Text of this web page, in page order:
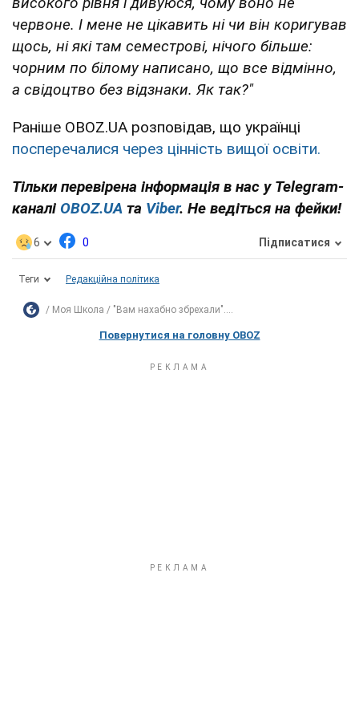
червоне. І мене не цікавить ні чи він коригував
щось, ні які там семестрові, нічого більше:
чорним по білому написано, що все відмінно,
а свідоцтво без відзнаки. Як так?"
Раніше OBOZ.UA розповідав, що українці
посперечалися через цінність вищої освіти.
Тільки перевірена інформація в нас у Telegram-
каналі OBOZ.UA та Viber. Не ведіться на фейки!
6 0 Підписатися
Теги Редакційна політика
Моя Школа "Вам нахабно збрехали"....
Повернутися на головну OBOZ